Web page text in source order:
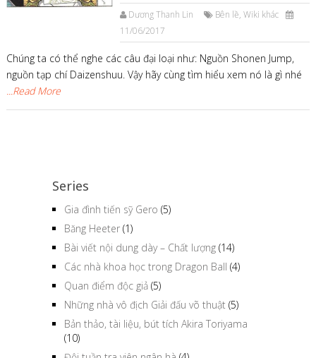
Dương Thanh Lin Bên lề,Wiki khác
11/06/2017
Chúng ta có thể nghe các câu đại loại như: Nguồn Shonen Jump,
nguồn tạp chí Daizenshuu. Vậy hãy cùng tìm hiểu xem nó là gì nhé
...Read More
Series
Gia đình tiến sỹ Gero (5)
Băng Heeter (1)
Bài viết nội dung dày – Chất lượng (14)
Các nhà khoa học trong Dragon Ball (4)
Quan điểm độc giả (5)
Những nhà vô địch Giải đấu võ thuật (5)
Bản thảo, tài liệu, bút tích Akira Toriyama
(10)